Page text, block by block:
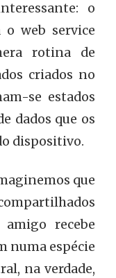
o
web service
rotina de
criados no
se estados
dados que os
dispositivo.
que
recebe
numa espécie
na verdade,